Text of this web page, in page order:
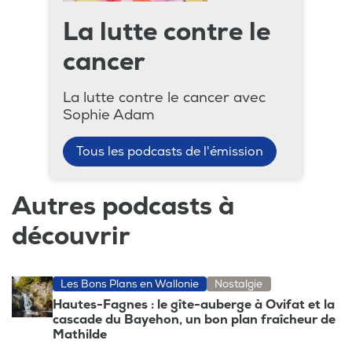
La lutte contre le
cancer
La lutte contre le cancer avec
Sophie Adam
Tous les podcasts de l'émission
Autres podcasts à
découvrir
Les Bons Plans en Wallonie Nostalgie
Hautes-Fagnes : le gîte-auberge à Ovifat et la
cascade du Bayehon, un bon plan fraîcheur de
Mathilde